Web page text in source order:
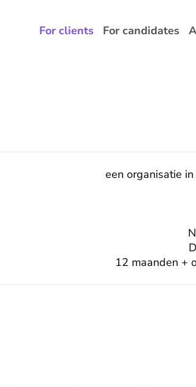
For clients For candidates
12 maanden +
een organisatie